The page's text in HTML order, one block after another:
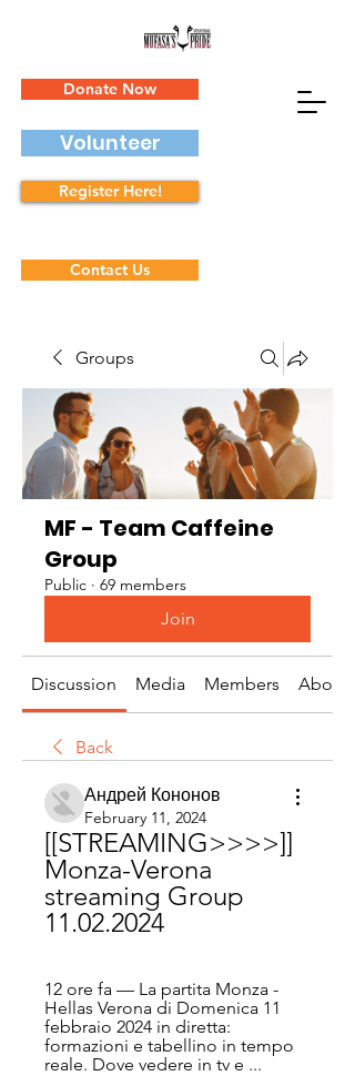
Donate Now
Volunteer
Register Here!
Contact Us
Groups
MF - Team Caffeine
Group
Public · 69 members
Join
Discussion Media Members About
Back
Андрей Кононов
February 11, 2024
[[STREAMING>>>>]]
Monza-Verona
streaming Group
11.02.2024
12 ore fa — La partita Monza -
Hellas Verona di Domenica 11
febbraio 2024 in diretta:
formazioni e tabellino in tempo
reale. Dove vedere in tv e ...